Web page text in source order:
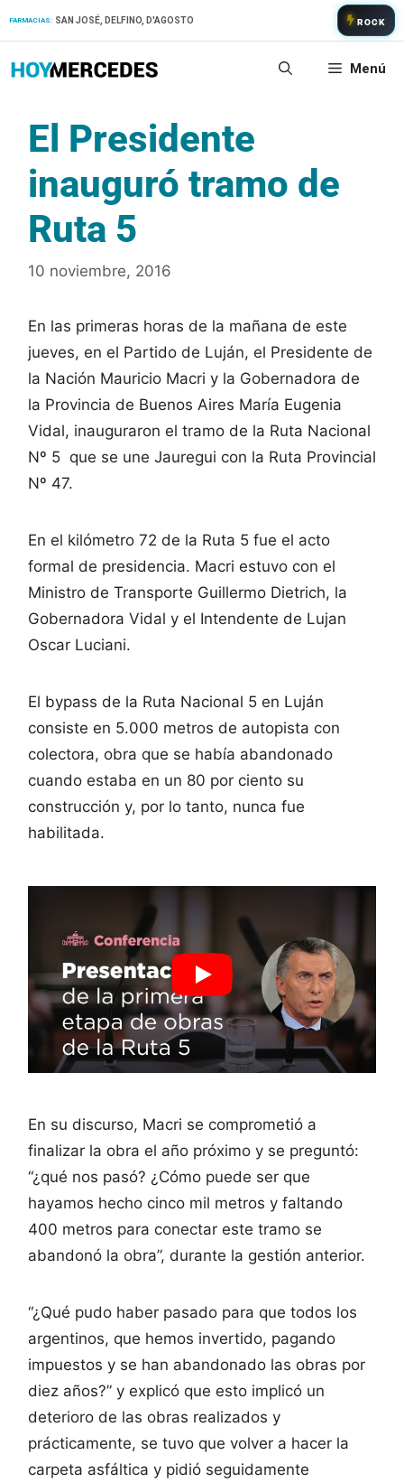
FARMACIAS: SAN JOSÉ, DELFINO, D'AGOSTO ROCK
Menú
El Presidente
inauguró tramo de
Ruta 5
10 noviembre, 2016
En las primeras horas de la mañana de este
jueves, en el Partido de Luján, el Presidente de
la Nación Mauricio Macri y la Gobernadora de
la Provincia de Buenos Aires María Eugenia
Vidal, inauguraron el tramo de la Ruta Nacional
Nº 5 que se une Jauregui con la Ruta Provincial
Nº 47.
En el kilómetro 72 de la Ruta 5 fue el acto
formal de presidencia. Macri estuvo con el
Ministro de Transporte Guillermo Dietrich, la
Gobernadora Vidal y el Intendente de Lujan
Oscar Luciani.
El bypass de la Ruta Nacional 5 en Luján
consiste en 5.000 metros de autopista con
colectora, obra que se había abandonado
cuando estaba en un 80 por ciento su
construcción y, por lo tanto, nunca fue
habilitada.
En su discurso, Macri se comprometió a
finalizar la obra el año próximo y se preguntó:
“¿qué nos pasó? ¿Cómo puede ser que
hayamos hecho cinco mil metros y faltando
400 metros para conectar este tramo se
abandonó la obra”, durante la gestión anterior.
“¿Qué pudo haber pasado para que todos los
argentinos, que hemos invertido, pagando
impuestos y se han abandonado las obras por
diez años?” y explicó que esto implicó un
deterioro de las obras realizados y
prácticamente, se tuvo que volver a hacer la
carpeta asfáltica y pidió seguidamente